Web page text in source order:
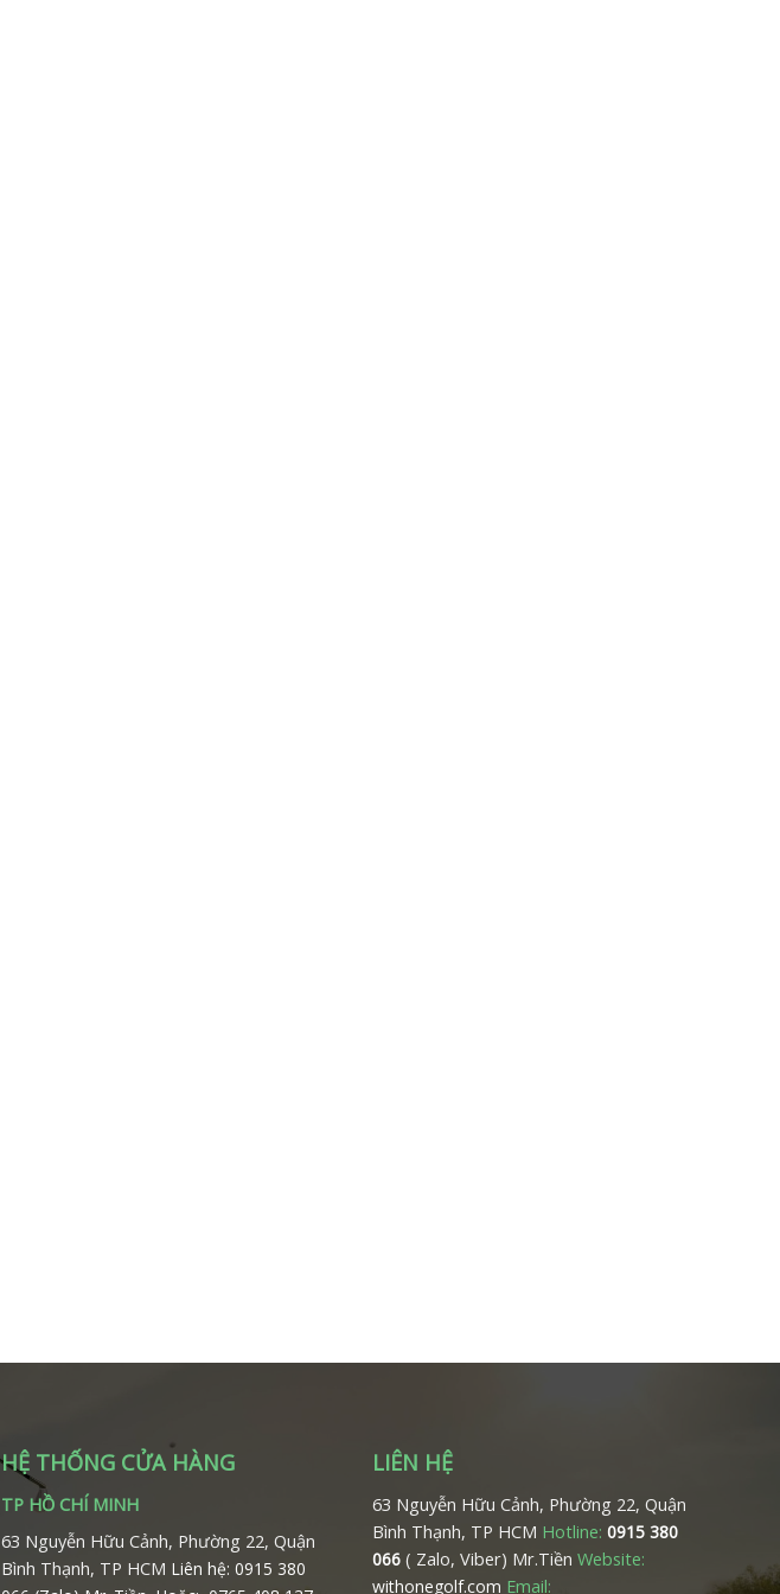
HỆ THỐNG CỬA HÀNG
TP HỒ CHÍ MINH
63 Nguyễn Hữu Cảnh, Phường 22, Quận
Bình Thạnh, TP HCM Liên hệ: 0915 380
LIÊN HỆ
63 Nguyễn Hữu Cảnh, Phường 22, Quận
Bình Thạnh, TP HCM Hotline: 0915 380
066( Zalo, Viber) Mr.Tiền Website:
withonegolf.com Email: